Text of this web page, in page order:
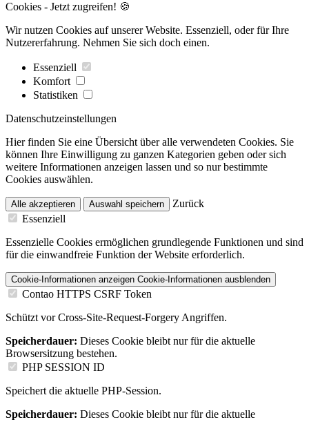
Cookies - Jetzt zugreifen! 🍪
Wir nutzen Cookies auf unserer Website. Essenziell, oder für Ihre
Nutzererfahrung. Nehmen Sie sich doch einen.
Essenziell
Komfort
Statistiken
Datenschutzeinstellungen
Hier finden Sie eine Übersicht über alle verwendeten Cookies. Sie
können Ihre Einwilligung zu ganzen Kategorien geben oder sich
weitere Informationen anzeigen lassen und so nur bestimmte
Cookies auswählen.
Alle akzeptieren Auswahl speichern
Zurück
Essenziell
Essenzielle Cookies ermöglichen grundlegende Funktionen und sind
für die einwandfreie Funktion der Website erforderlich.
Cookie-Informationen anzeigen Cookie-Informationen ausblenden
Contao HTTPS CSRF Token
Schützt vor Cross-Site-Request-Forgery Angriffen.
Speicherdauer: Dieses Cookie bleibt nur für die aktuelle
Browsersitzung bestehen.
PHP SESSION ID
Speichert die aktuelle PHP-Session.
Speicherdauer: Dieses Cookie bleibt nur für die aktuelle